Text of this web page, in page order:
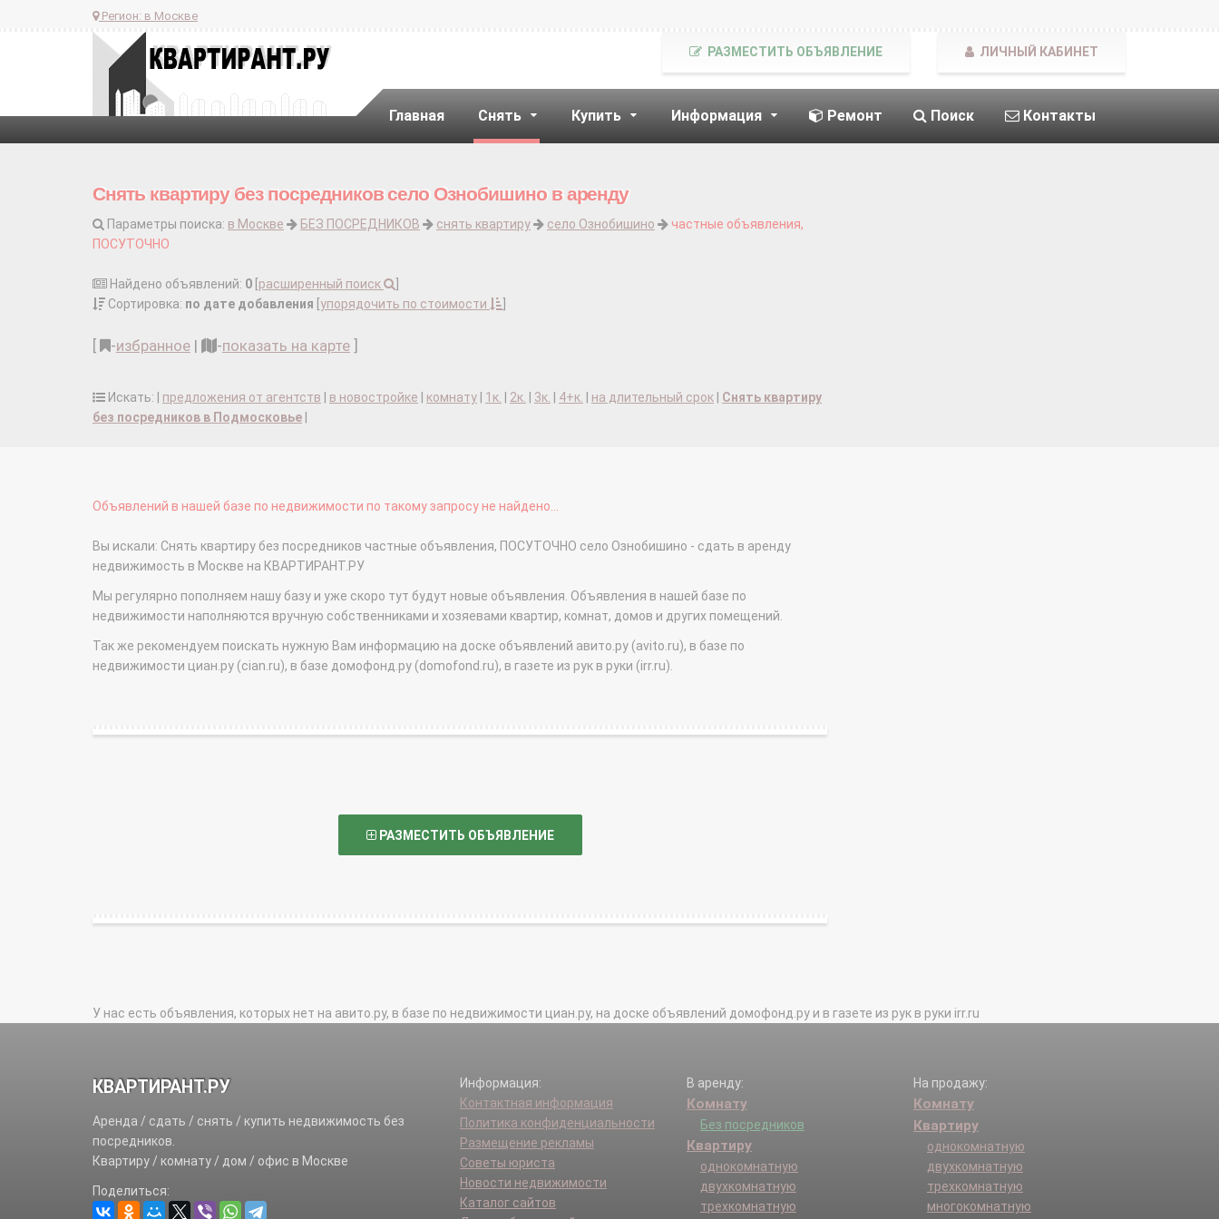
Регион: в Москве
Главная Снять Купить Информация Ремонт Поиск Контакты
РАЗМЕСТИТЬ ОБЪЯВЛЕНИЕ ЛИЧНЫЙ КАБИНЕТ
Снять квартиру без посредников село Ознобишино в аренду
Параметры поиска: в Москве БЕЗ ПОСРЕДНИКОВ снять квартиру село Ознобишино
частные объявления,
ПОСУТОЧНО
Найдено объявлений: 0 расширенный поиск
Сортировка: по дате добавления упорядочить по стоимости
-избранное | -показать на карте
Искать: | предложения от агентств в новостройке комнату 1к. 2к. 3к. 4+к. на длительный срок
Снять квартиру
без посредников в Подмосковье
Объявлений в нашей базе по недвижимости по такому запросу не найдено...
Вы искали: Снять квартиру без посредников частные объявления, ПОСУТОЧНО село Ознобишино - сдать в аренду
недвижимость в Москве на КВАРТИРАНТ.РУ
Мы регулярно пополняем нашу базу и уже скоро тут будут новые объявления. Объявления в нашей базе по
недвижимости наполняются вручную собственниками и хозяевами квартир, комнат, домов и других помещений.
Так же рекомендуем поискать нужную Вам информацию на доске объявлений авито.ру (avito.ru), в базе по
недвижимости циан.ру (cian.ru), в базе домофонд.ру (domofond.ru), в газете из рук в руки (irr.ru).
РАЗМЕСТИТЬ ОБЪЯВЛЕНИЕ
У нас есть объявления, которых нет на авито.ру, в базе по недвижимости циан.ру, на доске объявлений домофонд.ру и в газете из рук в руки irr.ru
КВАРТИРАНТ.РУ
Аренда / сдать / снять / купить недвижимость без
посредников.
Квартиру / комнату / дом / офис в Москве
Поделиться:
Информация:
Контактная информация
Политика конфиденциальности
Размещение рекламы
Советы юриста
Новости недвижимости
Каталог сайтов
В аренду:
Комнату
Без посредников
Квартиру
однокомнатную
двухкомнатную
трехкомнатную
На продажу:
Комнату
Квартиру
однокомнатную
двухкомнатную
трехкомнатную
многокомнатную